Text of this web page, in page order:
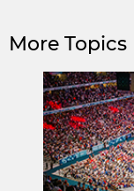
More Topics